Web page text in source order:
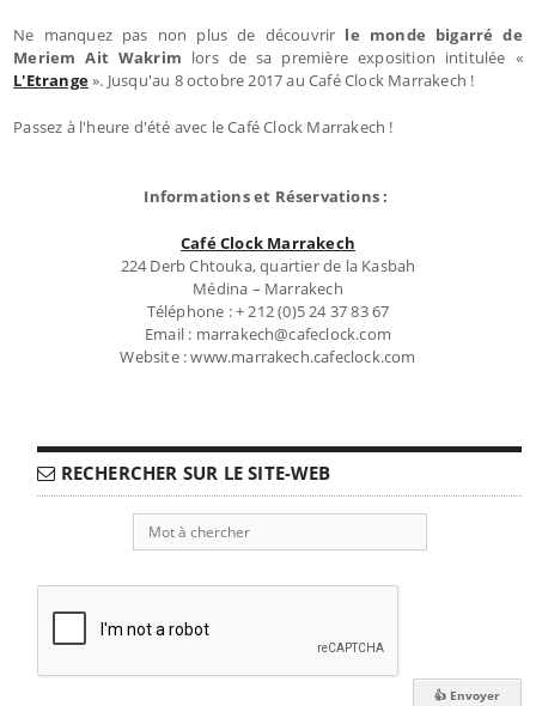
Ne manquez pas non plus de découvrir le monde bigarré de
Meriem Ait Wakrim lors de sa première exposition intitulée «
L'Etrange». Jusqu'au 8 octobre 2017 au Café Clock Marrakech !
Passez à l'heure d'été avec le Café Clock Marrakech !
Informations et Réservations :
Café Clock Marrakech
224 Derb Chtouka, quartier de la Kasbah
Médina – Marrakech
Téléphone : + 212 (0)5 24 37 83 67
Email : marrakech@cafeclock.com
Website : www.marrakech.cafeclock.com
RECHERCHER SUR LE SITE-WEB